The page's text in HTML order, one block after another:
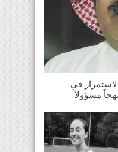
في
مسؤولاً